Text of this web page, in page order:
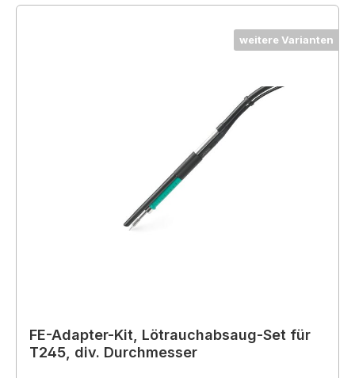
weitere Varianten
FE-Adapter-Kit, Lötrauchabsaug-Set für
T245, div. Durchmesser